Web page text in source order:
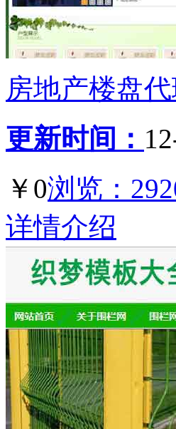
房地产楼盘
更新时间：
￥0浏览：
详情介绍